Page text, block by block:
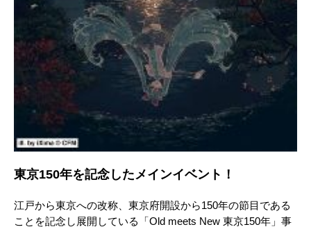
東京150年を記念したメインイベント！
江戸から東京への改称、東京府開設から150年の節目である
ことを記念し展開している「Old meets New 東京150年」事